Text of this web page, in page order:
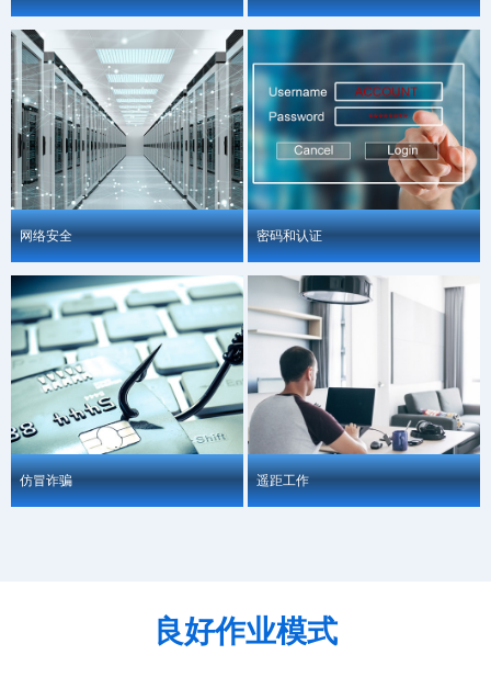
网络安全 密码和认证
仿冒诈骗 遥距工作
良好作业模式